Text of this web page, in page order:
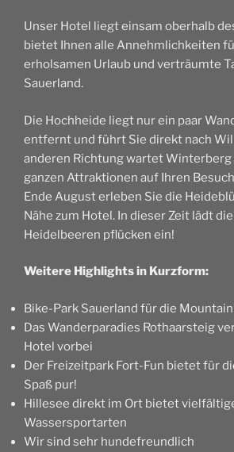
Unser Hotel liegt einsam oberhalb
bietet Ihnen alle Annehmlichkeiten
erholsamen Urlaub und verträumte
Sauerland.
Die Hochheide liegt nur ein paar
entfernt und führt Sie direkt nach
anderen Richtung wartet
ganzen Attraktionen auf Ihren
Ende August erleben Sie die
Nähe zum Hotel. In dieser Zeit lädt
Heidelbeeren pflücken ein!
Weitere Highlights in Kurzform:
Bike-Park Sauerland für die
Das Wanderparadies Rothaarsteig
Hotel vorbei
Der Freizeitpark Fort-Fun bietet für
Spaß pur!
Hillesee direkt im Ort bietet
Wassersportarten
Wir sind sehr hundefreundlich